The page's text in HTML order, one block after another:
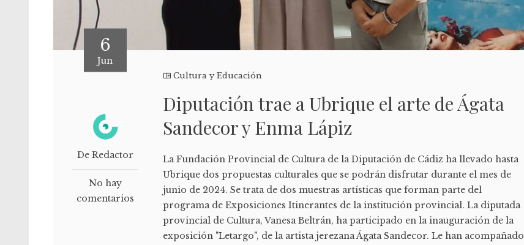
6
Jun
De Redactor
No hay
comentarios
Cultura y Educación
Diputación trae a Ubrique el arte de Ágata
Sandecor y Enma Lápiz
La Fundación Provincial de Cultura de la Diputación de Cádiz ha llevado hasta
Ubrique dos propuestas culturales que se podrán disfrutar durante el mes de
junio de 2024. Se trata de dos muestras artísticas que forman parte del
programa de Exposiciones Itinerantes de la institución provincial. La diputada
provincial de Cultura, Vanesa Beltrán, ha participado en la inauguración de la
exposición "Letargo", de la artista jerezana Ágata Sandecor. Le han acompañado